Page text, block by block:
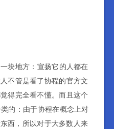
块地方：宣扬它的人都在
不管是看了协程的官方文
得完全看不懂。而且这个
的：由于协程在概念上对
西，所以对于大多数人来